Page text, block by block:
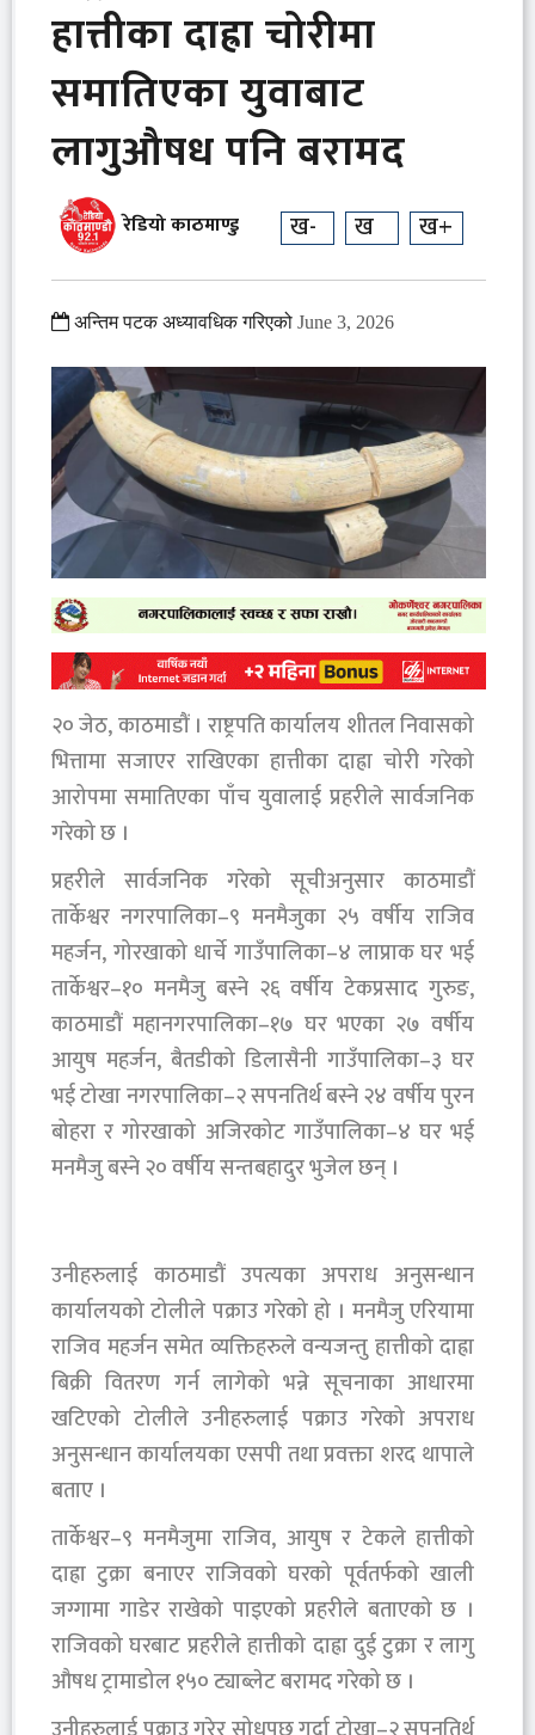
हात्तीका दाह्रा चोरीमा
समातिएका युवाबाट
लागुऔषध पनि बरामद
रेडियो काठमाण्डु ख- ख ख+
अन्तिम पटक अध्यावधिक गरिएको June 3, 2026
२० जेठ, काठमाडौं । राष्ट्रपति कार्यालय शीतल निवासको
भित्तामा सजाएर राखिएका हात्तीका दाह्रा चोरी गरेको
आरोपमा समातिएका पाँच युवालाई प्रहरीले सार्वजनिक
गरेको छ ।
प्रहरीले सार्वजनिक गरेको सूचीअनुसार काठमाडौं
तार्केश्वर नगरपालिका–९ मनमैजुका २५ वर्षीय राजिव
महर्जन, गोरखाको धार्चे गाउँपालिका–४ लाप्राक घर भई
तार्केश्वर–१० मनमैजु बस्ने २६ वर्षीय टेकप्रसाद गुरुङ,
काठमाडौं महानगरपालिका–१७ घर भएका २७ वर्षीय
आयुष महर्जन, बैतडीको डिलासैनी गाउँपालिका–३ घर
भई टोखा नगरपालिका–२ सपनतिर्थ बस्ने २४ वर्षीय पुरन
बोहरा र गोरखाको अजिरकोट गाउँपालिका–४ घर भई
मनमैजु बस्ने २० वर्षीय सन्तबहादुर भुजेल छन् ।
उनीहरुलाई काठमाडौं उपत्यका अपराध अनुसन्धान
कार्यालयको टोलीले पक्राउ गरेको हो । मनमैजु एरियामा
राजिव महर्जन समेत व्यक्तिहरुले वन्यजन्तु हात्तीको दाह्रा
बिक्री वितरण गर्न लागेको भन्ने सूचनाका आधारमा
खटिएको टोलीले उनीहरुलाई पक्राउ गरेको अपराध
अनुसन्धान कार्यालयका एसपी तथा प्रवक्ता शरद थापाले
बताए ।
तार्केश्वर–९ मनमैजुमा राजिव, आयुष र टेकले हात्तीको
दाह्रा टुक्रा बनाएर राजिवको घरको पूर्वतर्फको खाली
जग्गामा गाडेर राखेको पाइएको प्रहरीले बताएको छ ।
राजिवको घरबाट प्रहरीले हात्तीको दाह्रा दुई टुक्रा र लागु
औषध ट्रामाडोल १५० ट्याब्लेट बरामद गरेको छ ।